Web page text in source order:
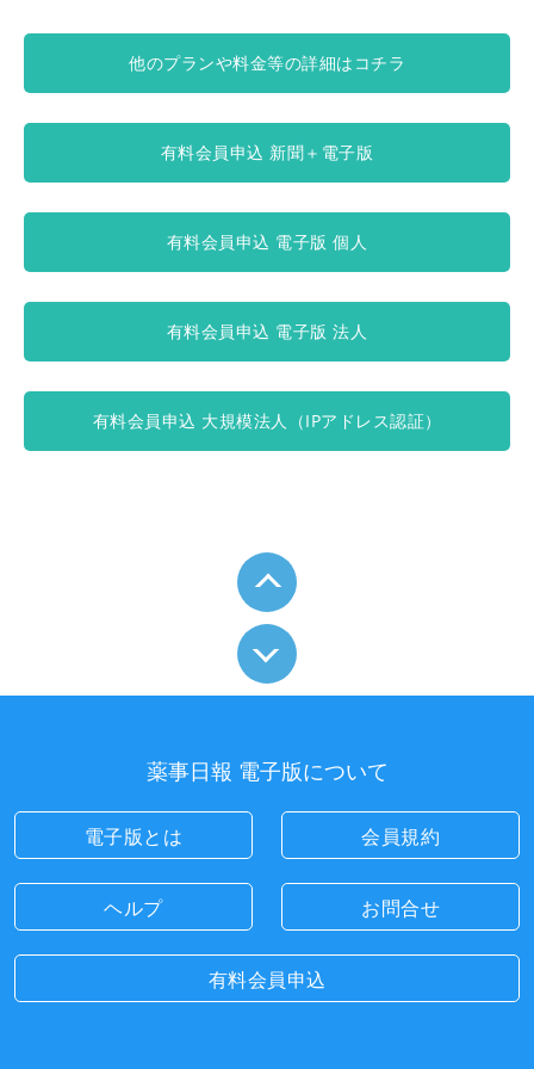
他のプランや料金等の詳細はコチラ
有料会員申込 新聞＋電子版
有料会員申込 電子版 個人
有料会員申込 電子版 法人
有料会員申込 大規模法人（IPアドレス認証）
薬事日報 電子版について
電子版とは 会員規約
ヘルプ お問合せ
有料会員申込